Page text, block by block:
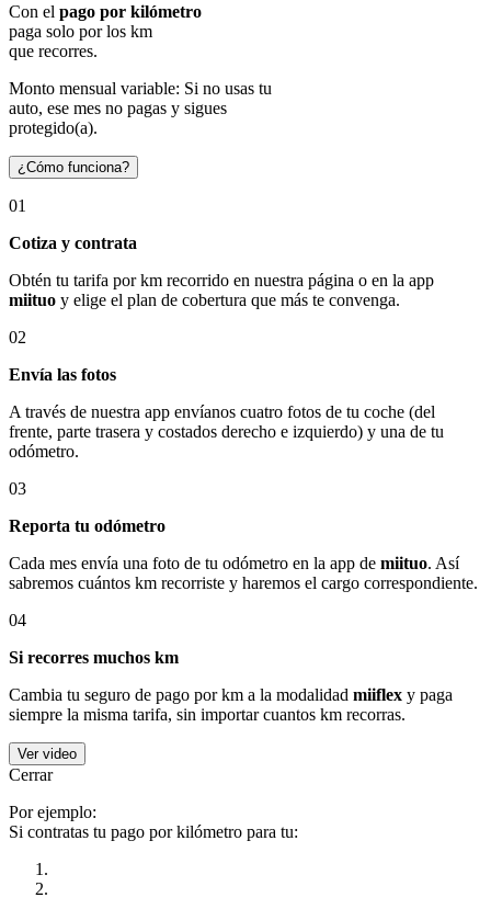
Con el pago por kilómetro
paga solo por los km
que recorres.
Monto mensual variable: Si no usas tu
auto, ese mes no pagas y sigues
protegido(a).
¿Cómo funciona?
01
Cotiza y contrata
Obtén tu tarifa por km recorrido en nuestra página o en la app
miituo y elige el plan de cobertura que más te convenga.
02
Envía las fotos
A través de nuestra app envíanos cuatro fotos de tu coche (del
frente, parte trasera y costados derecho e izquierdo) y una de tu
odómetro.
03
Reporta tu odómetro
Cada mes envía una foto de tu odómetro en la app de miituo. Así
sabremos cuántos km recorriste y haremos el cargo correspondiente.
04
Si recorres muchos km
Cambia tu seguro de pago por km a la modalidad miiflex y paga
siempre la misma tarifa, sin importar cuantos km recorras.
Ver video
Cerrar
Por ejemplo:
Si contratas tu pago por kilómetro para tu: